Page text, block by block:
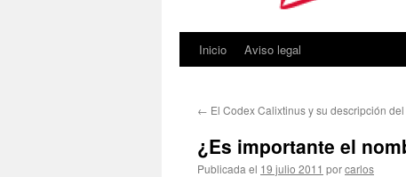
Inicio Aviso legal
← El Codex Calixtinus y su descripción
¿Es importante el
Publicada el 19 julio 2011 porcarlos